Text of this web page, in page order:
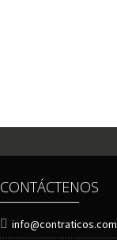
CONTÁCTENOS
info@contraticos.com